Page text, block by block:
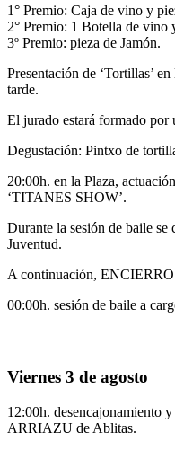
1° Premio: Caja de vino y
2° Premio: 1 Botella de vino
3º Premio: pieza de Jamón.
Presentación de ‘Tortillas’
tarde.
El jurado estará formado
Degustación: Pintxo de
20:00h. en la Plaza,
‘TITANES SHOW’.
Durante la sesión de baile
Juventud.
A continuación,
00:00h. sesión de baile a
Viernes 3 de agosto
12:00h. desencajonamiento
ARRIAZU de Ablitas.